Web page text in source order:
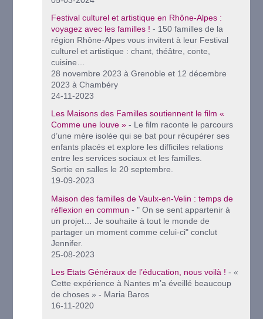
Festival culturel et artistique en Rhône-Alpes :
voyagez avec les familles ! - 150 familles de la
région Rhône-Alpes vous invitent à leur Festival
culturel et artistique : chant, théâtre, conte,
cuisine…
28 novembre 2023 à Grenoble et 12 décembre
2023 à Chambéry
24-11-2023
Les Maisons des Familles soutiennent le film «
Comme une louve » - Le film raconte le parcours
d’une mère isolée qui se bat pour récupérer ses
enfants placés et explore les difficiles relations
entre les services sociaux et les familles.
Sortie en salles le 20 septembre.
19-09-2023
Maison des familles de Vaulx-en-Velin : temps de
réflexion en commun - " On se sent appartenir à
un projet… Je souhaite à tout le monde de
partager un moment comme celui-ci" conclut
Jennifer.
25-08-2023
Les Etats Généraux de l’éducation, nous voilà ! - «
Cette expérience à Nantes m’a éveillé beaucoup
de choses » - Maria Baros
16-11-2020